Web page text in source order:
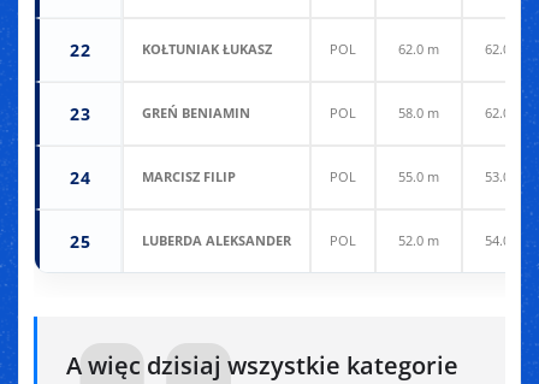
22 KOŁTUNIAK ŁUKASZ POL 62.0 m 62.0 m
23 GREŃ BENIAMIN POL 58.0 m 62.0 m
24 MARCISZ FILIP POL 55.0 m 53.0 m
25 LUBERDA ALEKSANDER POL 52.0 m 54.0 m
A więc dzisiaj wszystkie kategorie